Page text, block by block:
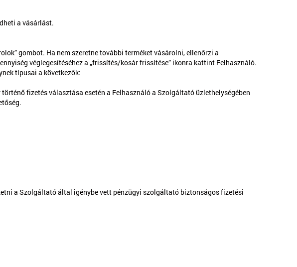
a vásárlást.
gombot. Ha nem szeretne további terméket vásárolni, ellenőrzi a
véglegesítéséhez a „frissítés/kosár frissítése” ikonra kattint Felhasználó.
típusai a következők:
fizetés választása esetén a Felhasználó a Szolgáltató üzlethelységében
a Szolgáltató által igénybe vett pénzügyi szolgáltató biztonságos fizetési